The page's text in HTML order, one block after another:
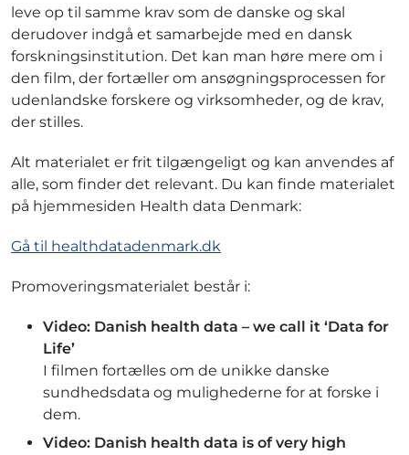
leve op til samme krav som de danske og skal
derudover indgå et samarbejde med en dansk
forskningsinstitution. Det kan man høre mere om i
den film, der fortæller om ansøgningsprocessen for
udenlandske forskere og virksomheder, og de krav,
der stilles.
Alt materialet er frit tilgængeligt og kan anvendes af
alle, som finder det relevant. Du kan finde materialet
på hjemmesiden Health data Denmark:
Gå til healthdatadenmark.dk
Promoveringsmaterialet består i:
Video: Danish health data – we call it ‘Data for
Life’
I filmen fortælles om de unikke danske
sundhedsdata og mulighederne for at forske i
dem.
Video: Danish health data is of very high